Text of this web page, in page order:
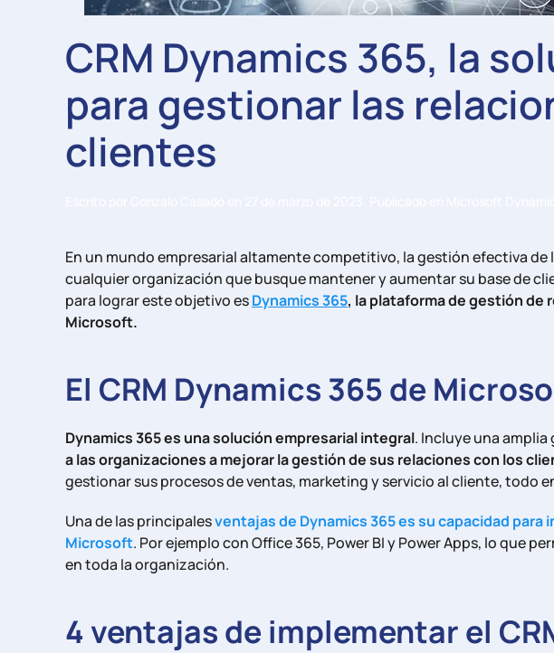
CRM Dynamics 365, la
para gestionar las
clientes
En un mundo empresarial altamente competitivo, la gestión efectiva de
cualquier organización que busque mantener y aumentar su base de
para lograr este objetivo esDynamics 365, la plataforma de gestión de
Microsoft.
El CRM Dynamics 365 de
Dynamics 365 es una solución empresarial integral. Incluye una amplia
a las organizaciones a mejorar la gestión de sus relaciones con los
gestionar sus procesos de ventas, marketing y servicio al cliente, todo
Una de las principalesventajas de Dynamics 365 es su capacidad
Microsoft. Por ejemplo con Office 365, Power BI y Power Apps, lo que
en toda la organización.
4 ventajas de implementar el